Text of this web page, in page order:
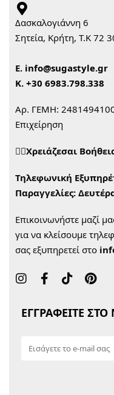
Δασκαλογιάννη 6
Σητεία, Κρήτη, Τ.Κ 72
Ε. info@sugastyle.gr
Κ. +30 6983.798.338
Αρ. ΓΕΜΗ:
Επιχείρηση
🙋‍♀️Χρειάζεσαι
Τηλεφωνική
Παραγγελίες:
Επικοινωνήστε μαζί
για να κλείσουμε
σας εξυπηρετεί στο
ΕΓΓΡΑΦΕΙΤΕ ΣΤΟ